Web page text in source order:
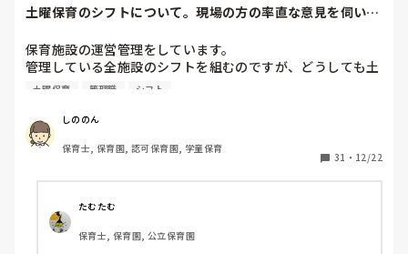
土曜保育のシフトについて。現場の方の率直な意見を伺いた
保育施設の運営管理をしています。
管理している全施設のシフトを組むのですが、どうしても土
曜保育だけは入れる方が少なく、いつも苦労しています。
て入職しているはずですが、いざ勤務が始まると一日も土曜
出勤が出来ない方ばかりです。
①土曜日の希望休は2日まで、と制限をかける
②毎月、必ず土曜保育に入ることのできる日を1日だけピッ
クアップしてもらう
③仮シフトが出た時、土曜出勤が難しければ自身で代わりの
土曜保育 管理職 シフト
しののん
保育士, 保育園, 認可保育園, 学童保育
31 ・ 12/22
たむたむ
保育士, 保育園, 公立保育園